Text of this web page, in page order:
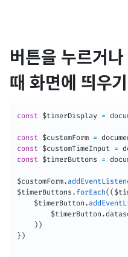
버튼을 누르거
때 화면에 띄우기
const $timerDisplay =
const $customForm =
const $customTimeInput =
const $timerButtons =
$customForm.
$timerButtons . forEach( (
    $timerButton
.
        $timerButton
.
) )
} )